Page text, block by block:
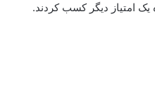
یک امتیاز دیگر کسب کردند.